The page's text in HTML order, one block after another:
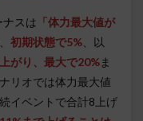
ス は 「体力最大値が
初期状態で5% 、以
がり、最大で20%ま
リオでは体力最大値
イベントで合計8上げ